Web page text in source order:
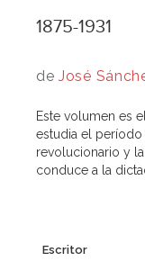
1875-1931
deJosé
Este volumen es
estudia el
revolucionario y
conduce a la
Escritor